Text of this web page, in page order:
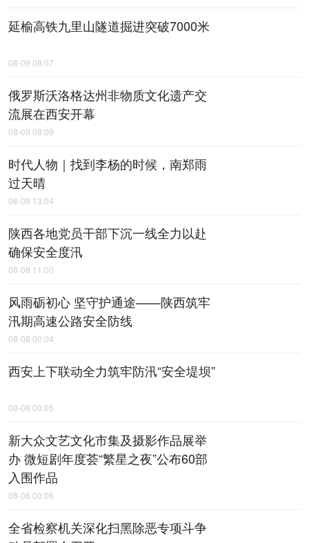
延榆高铁九里山隧道掘进突破7000米
08-09 08:07
俄罗斯沃洛格达州非物质文化遗产交
流展在西安开幕
08-09 08:09
时代人物｜找到李杨的时候，南郑雨
过天晴
08-08 13:04
陕西各地党员干部下沉一线全力以赴
确保安全度汛
08-08 11:00
风雨砺初心 坚守护通途——陕西筑牢
汛期高速公路安全防线
08-08 00:04
西安上下联动全力筑牢防汛“安全堤坝”
08-08 00:05
新大众文艺文化市集及摄影作品展举
办 微短剧年度荟“繁星之夜”公布60部
入围作品
08-08 00:06
全省检察机关深化扫黑除恶专项斗争